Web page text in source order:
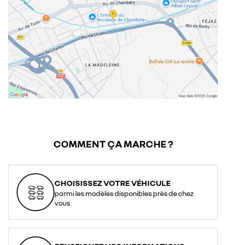
COMMENT ÇA MARCHE ?
CHOISISSEZ VOTRE VÉHICULE
parmi les modèles disponibles près de chez
vous